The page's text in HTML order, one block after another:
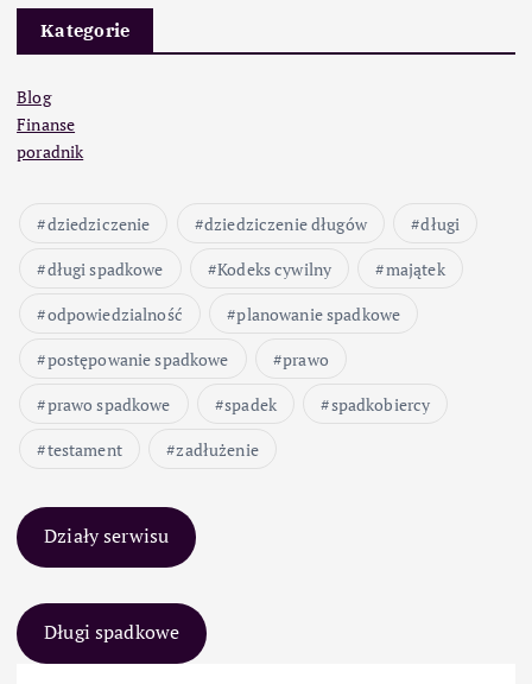
Kategorie
Blog
Finanse
poradnik
dziedziczenie dziedziczenie długów
długi
długi spadkowe
Kodeks cywilny
majątek
odpowiedzialność
planowanie spadkowe
postępowanie spadkowe
prawo
prawo spadkowe
spadek
spadkobiercy
testament
zadłużenie
Działy serwisu
Długi spadkowe